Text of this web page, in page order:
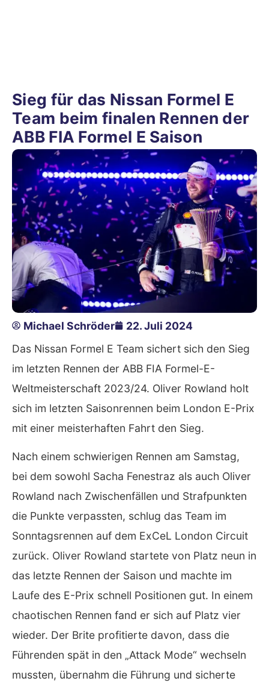
Sieg für das Nissan Formel E
Team beim finalen Rennen der
ABB FIA Formel E Saison
Michael Schröder
22. Juli 2024
Das Nissan Formel E Team sichert sich den Sieg
im letzten Rennen der ABB FIA Formel-E-
Weltmeisterschaft 2023/24. Oliver Rowland holt
sich im letzten Saisonrennen beim London E-Prix
mit einer meisterhaften Fahrt den Sieg.
Nach einem schwierigen Rennen am Samstag,
bei dem sowohl Sacha Fenestraz als auch Oliver
Rowland nach Zwischenfällen und Strafpunkten
die Punkte verpassten, schlug das Team im
Sonntagsrennen auf dem ExCeL London Circuit
zurück. Oliver Rowland startete von Platz neun in
das letzte Rennen der Saison und machte im
Laufe des E-Prix schnell Positionen gut. In einem
chaotischen Rennen fand er sich auf Platz vier
wieder. Der Brite profitierte davon, dass die
Führenden spät in den „Attack Mode“ wechseln
mussten, übernahm die Führung und sicherte